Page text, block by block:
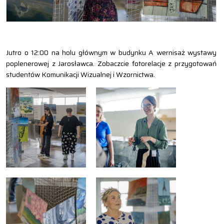
Jutro o 12:00 na holu głównym w budynku A wernisaż wystawy
poplenerowej z Jarosławca. Zobaczcie fotorelacje z przygotowań
studentów Komunikacji Wizualnej i Wzornictwa.